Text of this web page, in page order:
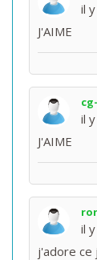
il
J'AIME
il
J'AIME
il
j'adore ce